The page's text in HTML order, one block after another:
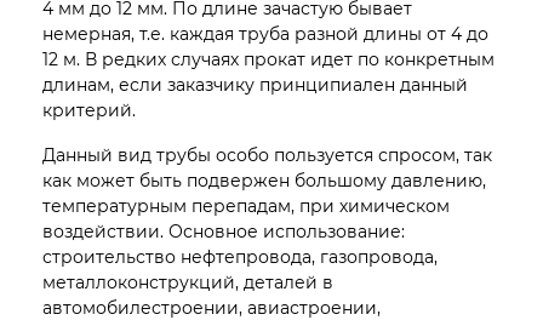
4 мм до 12 мм. По длине зачастую бывает
немерная, т.е. каждая труба разной длины от 4 до
12 м. В редких случаях прокат идет по конкретным
длинам, если заказчику принципиален данный
критерий.
Данный вид трубы особо пользуется спросом, так
как может быть подвержен большому давлению,
температурным перепадам, при химическом
воздействии. Основное использование:
строительство нефтепровода, газопровода,
металлоконструкций, деталей в
автомобилестроении, авиастроении,